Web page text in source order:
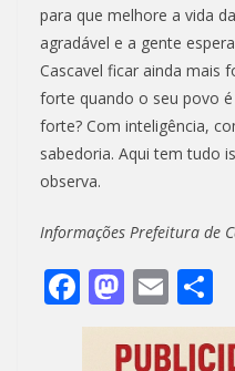
para que melhore a vida
agradável e a gente
Cascavel ficar ainda mais
forte quando o seu povo
forte? Com inteligência,
sabedoria. Aqui tem tudo
observa.
Informações Prefeitura de
F
ac
M
as
to
E
m
ai
h